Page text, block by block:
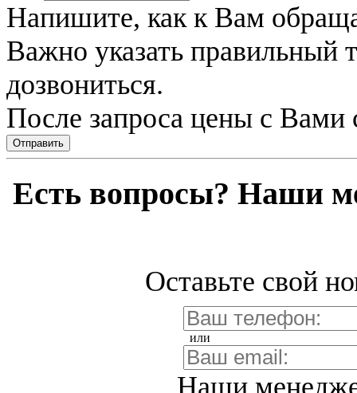
Напишите, как к Вам
Важно указать
дозвониться.
После запроса цены с Вами
Отправить
Есть вопросы? Наши
Оставьте свой
или
Наши